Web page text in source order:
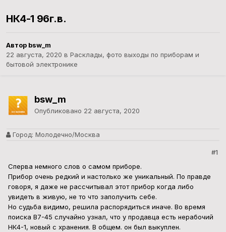
НК4-1 96г.в.
Автор bsw_m
22 августа, 2020 в Расклады, фото выходы по приборам и
бытовой электронике
bsw_m
Опубликовано 22 августа, 2020
Город: Молодечно/Москва
#1
Сперва немного слов о самом приборе.
Прибор очень редкий и настолько же уникальный. По правде
говоря, я даже не рассчитывал этот прибор когда либо
увидеть в живую, не то что заполучить себе.
Но судьба видимо, решила распорядиться иначе. Во время
поиска В7-45 случайно узнал, что у продавца есть нерабочий
НК4-1, новый с хранения. В общем. он был выкуплен.